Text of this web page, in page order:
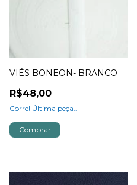
VIÉS BONEON- BRANCO
R$48,00
Corre! Última peça..
Comprar